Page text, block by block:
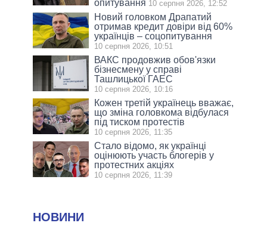
опитування 10 серпня 2026, 12:52
Новий головком Драпатий
отримав кредит довіри від 60%
українців – соцопитування
10 серпня 2026, 10:51
ВАКС продовжив обов'язки
бізнесмену у справі
Ташлицької ГАЕС
10 серпня 2026, 10:16
Кожен третій українець вважає,
що зміна головкома відбулася
під тиском протестів
10 серпня 2026, 11:35
Стало відомо, як українці
оцінюють участь блогерів у
протестних акціях
10 серпня 2026, 11:39
НОВИНИ